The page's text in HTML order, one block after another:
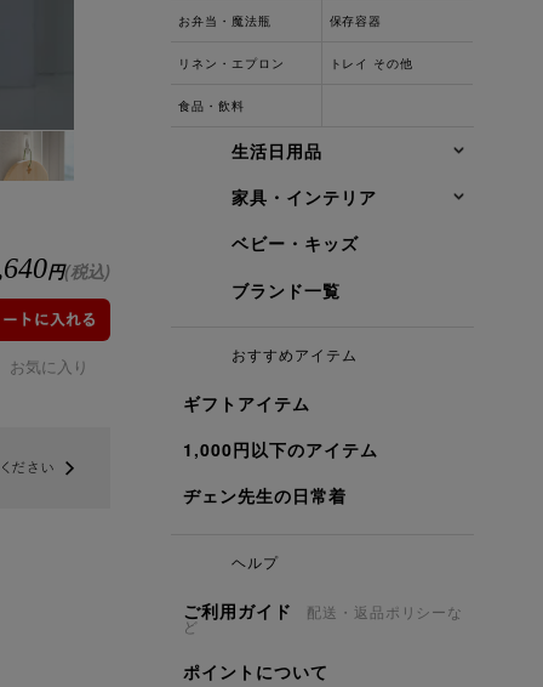
お弁当・魔法瓶 保存容器
リネン・エプロン トレイ その他
食品・飲料
生活日用品
家具・インテリア
ベビー・キッズ
ブランド一覧
おすすめアイテム
ギフトアイテム
1,000円以下のアイテム
ヂェン先生の日常着
ヘルプ
ご利用ガイド 配送・返品ポリシーな
ど
ポイントについて
円(税込)
お気に入り